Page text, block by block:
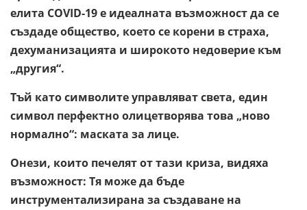
елита COVID-19 е идеалната възможност да се
създаде общество, което се корени в страха,
дехуманизацията и широкото недоверие към
„другия“.
Тъй като символите управляват света, един
символ перфектно олицетворява това „ново
нормално“: маската за лице.
Онези, които печелят от тази криза, видяха
възможност: Тя може да бъде
инструментализирана за създаване на